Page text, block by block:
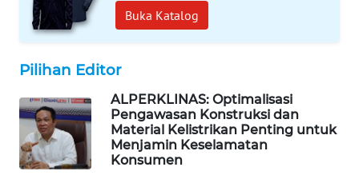
Buka Katalog
Pilihan Editor
ALPERKLINAS: Optimalisasi
Pengawasan Konstruksi dan
Material Kelistrikan Penting untuk
Menjamin Keselamatan
Konsumen
MKLI
LPKKI
LKKI
KOPEKLIN